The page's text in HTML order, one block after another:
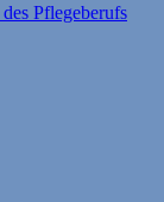
Pflegeberufs